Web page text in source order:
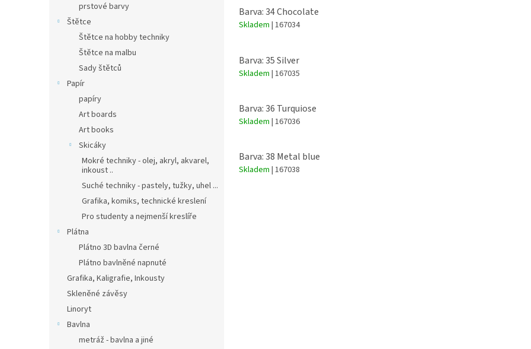
prstové barvy
Štětce
Štětce na hobby techniky
Štětce na malbu
Sady štětců
Papír
papíry
Art boards
Art books
Skicáky
Mokré techniky - olej, akryl, akvarel,
inkoust ..
Suché techniky - pastely, tužky, uhel ...
Grafika, komiks, technické kreslení
Pro studenty a nejmenší kreslíře
Plátna
Plátno 3D bavlna černé
Plátno bavlněné napnuté
Grafika, Kaligrafie, Inkousty
Skleněné závěsy
Linoryt
Bavlna
metráž - bavlna a jiné
Barva: 34 Chocolate
Skladem | 167034
Barva: 35 Silver
Skladem | 167035
Barva: 36 Turquiose
Skladem | 167036
Barva: 38 Metal blue
Skladem | 167038